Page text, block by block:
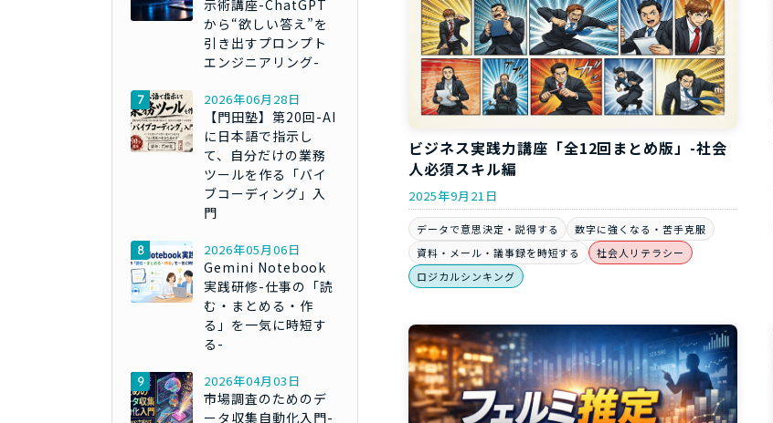
ビジネス実践力講座「全12回まとめ版」-社会
人必須スキル編
2025年9月21日
データで意思決定・説得する
数字に強くなる・苦手克服
資料・メール・議事録を時短する
社会人リテラシー
ロジカルシンキング
示術講座-ChatGPT
から“欲しい答え”を
引き出すプロンプト
エンジニアリング-
2026年06月28日
【門田塾】第20回-AI
に日本語で指示し
て、自分だけの業務
ツールを作る「バイ
ブコーディング」入
門
2026年05月06日
Gemini Notebook
実践研修-仕事の「読
む・まとめる・作
る」を一気に時短す
る-
2026年04月03日
市場調査のためのデ
ータ収集自動化入門-